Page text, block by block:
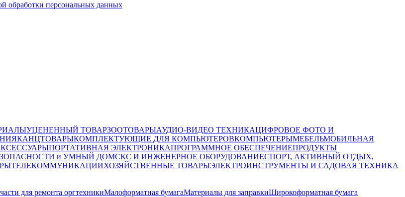
обработки персональных данных
УЦЕНЕННЫЙ ТОВАРЗООТОВАРЫАУДИО-ВИДЕО ТЕХНИКАЦИФРОВОЕ ФОТО И
КАНЦТОВАРЫКОМПЛЕКТУЮЩИЕ ДЛЯ КОМПЬЮТЕРОВКОМПЬЮТЕРЫМЕБЕЛЬМОБИЛЬНАЯ
ПОРТАТИВНАЯ ЭЛЕКТРОНИКАПРОГРАММНОЕ ОБЕСПЕЧЕНИЕПРОДУКТЫ
и УМНЫЙ ДОМСКС И ИНЖЕНЕРНОЕ ОБОРУДОВАНИЕСПОРТ, АКТИВНЫЙ ОТДЫХ,
ТЕЛЕКОММУНИКАЦИИХОЗЯЙСТВЕННЫЕ ТОВАРЫЭЛЕКТРОИНСТРУМЕНТЫ И САДОВАЯ ТЕХНИКА
для ремонта оргтехникиМалоформатная бумагаМатериалы для заправкиШирокоформатная бумага